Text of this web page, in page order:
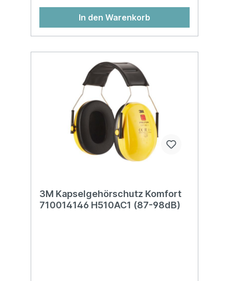
In den Warenkorb
3M Kapselgehörschutz Komfort
710014146 H510AC1 (87-98dB)